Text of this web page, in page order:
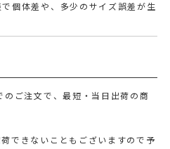
個体差や、多少のサイズ誤差が生
ご注文で、最短・当日出荷の商
できないこともございますので予